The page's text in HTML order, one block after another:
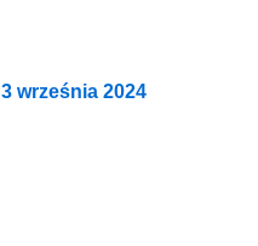
3 września 2024